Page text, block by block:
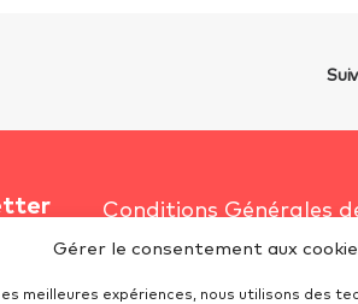
Gérer le consentement aux
meilleures expériences, nous utilisons des
Conditions Générales
Vente
Mentions Légales